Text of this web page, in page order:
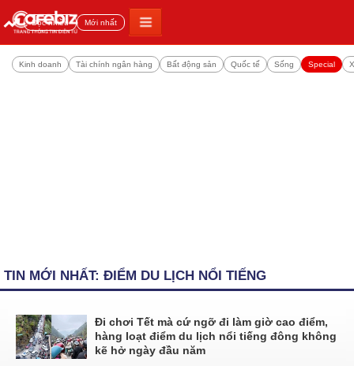
Đọc nhiều Mới nhất
Kinh doanh Tài chính ngân hàng Bất động sản Quốc tế Sống Special
TIN MỚI NHẤT: ĐIỂM DU LỊCH NỔI TIẾNG
Đi chơi Tết mà cứ ngỡ đi làm giờ cao điểm,
hàng loạt điểm du lịch nổi tiếng đông không
kẽ hở ngày đầu năm